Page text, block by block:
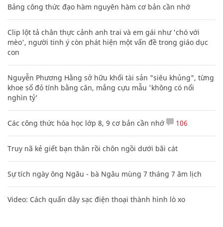
Bảng công thức đạo hàm nguyên hàm cơ bản cần nhớ
Clip lột tả chân thực cảnh anh trai và em gái như 'chó với
mèo', người tinh ý còn phát hiện một vấn đề trong giáo dục
con
Nguyễn Phương Hằng sở hữu khối tài sản "siêu khủng", từng
khoe sổ đỏ tính bằng cân, mắng cựu mẫu 'không có nổi
nghìn tỷ'
Các công thức hóa học lớp 8, 9 cơ bản cần nhớ 106
Truy nã kẻ giết bạn thân rồi chôn ngồi dưới bãi cát
Sự tích ngày ông Ngâu - bà Ngâu mùng 7 tháng 7 âm lịch
Video: Cách quấn dây sạc điện thoại thành hình lò xo